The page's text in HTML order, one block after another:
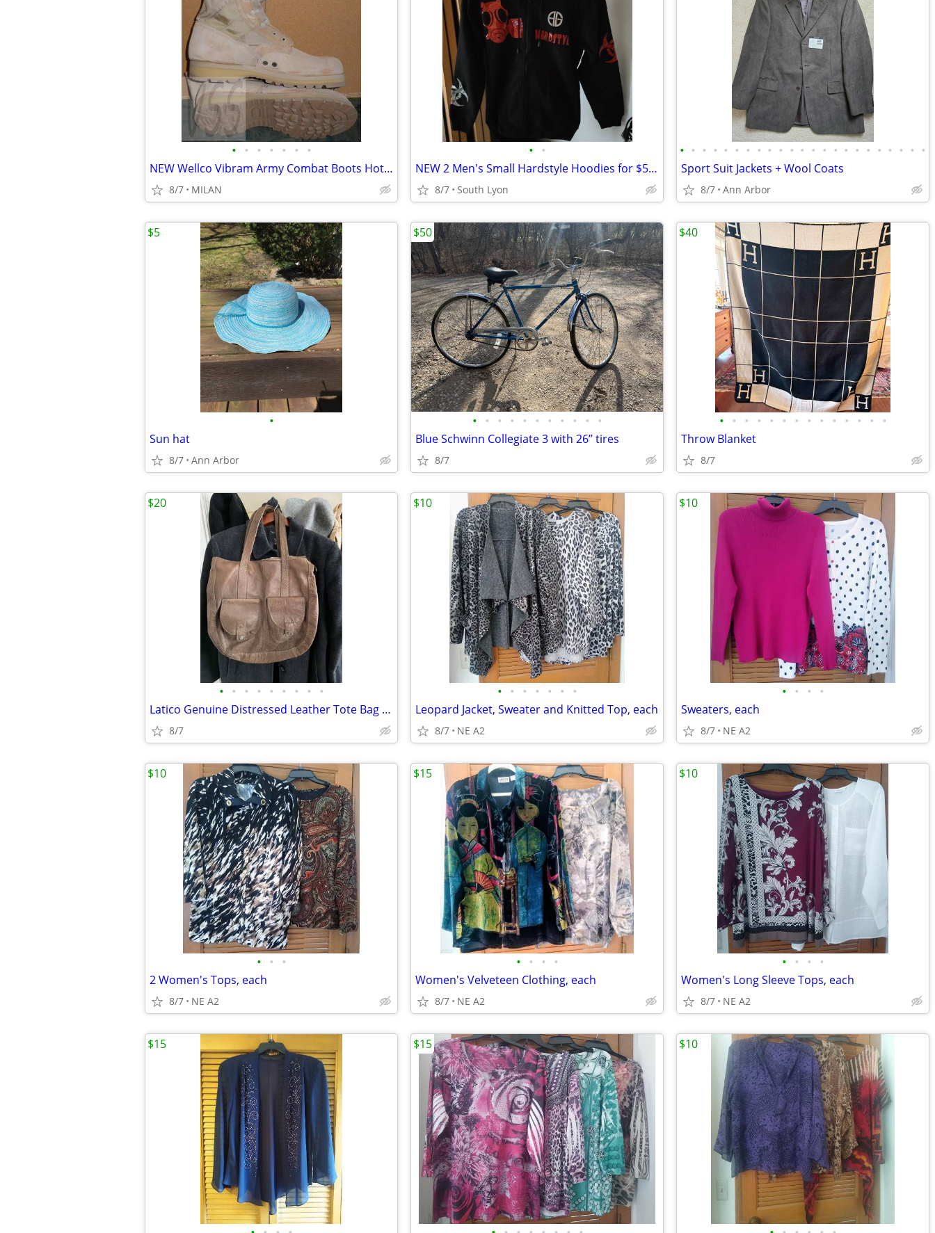
• • • • • • •
NEW Wellco Vibram Army Combat Boots Hot Weather Desert Tan Size 15-1/2
8/7 MILAN
• •
NEW 2 Men's Small Hardstyle Hoodies for $5 Each plus Shipping
8/7 South Lyon
• • • • • • • • • • • • • • • • • • • • • • •
Sport Suit Jackets + Wool Coats
8/7 Ann Arbor
•
Sun hat
8/7 Ann Arbor
$5
• • • • • • • • • • •
Blue Schwinn Collegiate 3 with 26” tires
8/7
$50
• • • • • • • • • • • • • •
Throw Blanket
8/7
$40
• • • • • • • • •
Latico Genuine Distressed Leather Tote Bag -- Great Condition.
8/7
$20
• • • • • • •
Leopard Jacket, Sweater and Knitted Top, each
8/7 NE A2
$10
• • • •
Sweaters, each
8/7 NE A2
$10
• • •
2 Women's Tops, each
8/7 NE A2
$10
• • • •
Women's Velveteen Clothing, each
8/7 NE A2
$15
• • • •
Women's Long Sleeve Tops, each
8/7 NE A2
$10
$15 $15 $10